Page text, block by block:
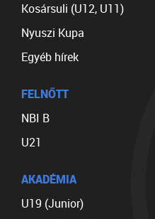
Kosársuli (U12, U11)
Nyuszi Kupa
Egyéb hírek
FELNŐTT
NBI B
U21
AKADÉMIA
U19 (Junior)